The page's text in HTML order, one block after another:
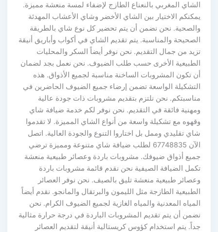
الشاي المغربي بالنعناع الطازج لإضفاء لمسة منعشة مميزة.
يمكنكم الاختيار بين الشاي الأخضر وشاي الأعشاب المهدئة
والصحية. نحن نضمن أن يتم تحضير كل نوع شاي بالطريقة
الصحيحة والمناسبة. يتم تقديم الشاي في أكواب وأباريق أنيقة
تزيد من جمال التقديم. نحن نوفر أيضاً السكر والمحليات
الطبيعية الأخرى حسب طلب الضيوف. نحن نعمل بجد لضمان
أن تكون المشروبات الساخنة مناسبة لجميع الأذواق. هذه
التشكيلة الواسعة تضمن إرضاء جميع الضيوف الحاضرين في
مناسبتكم. نحن نلتزم بتقديم مشروبات ذات جودة عالية
ومهنية فائقة في التقديم. نحن نوفر لكم خدمة ضيافة شاي
وقهوه مع تشكيلة واسعة من أنواع الشاي المميزة. لا تقدموا
شاي تقليدي وممل بل اختاروا التنوع والجودة العالية. اتصل
الآن 67748835 لطلب ضيافة شاي متنوعة ومميزة ترضي
جميع أذواق ضيوفك. مشروبات باردة وعصائر طبيعية منعشة
تكمل الضيافة الصيفية نحن نقدم قائمة مشروبات باردة
وعصائر طبيعية منعشة تليق بالصيف. نحن نوفر العصائر
الطبيعية الطازجة مثل الليمون والبرتقال والمانجو. نقدم أيضاً
المياه المعدنية والمياه الغازية لجميع الضيوف الكرام. نحن
نضمن أن يتم تقديم المشروبات الباردة في درجة حرارة مثالية
جداً. يتم استخدام كؤوس كريستالية أنيقة لتقديم العصائر